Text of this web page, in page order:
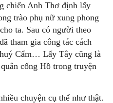
chiến Anh Thơ định lấy
trào phụ nữ xung phong
ta. Sau có người theo
tham gia công tác cách
Cẩm… Lấy Tây cũng là
cống Hồ trong truyện
chuyện cụ thể như thật.